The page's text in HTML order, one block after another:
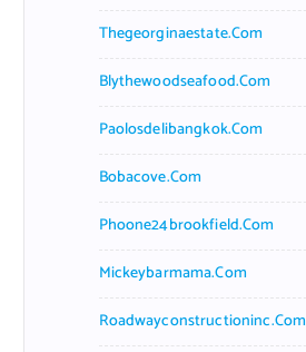
Thegeorginaestate.com
Blythewoodseafood.com
Paolosdelibangkok.com
Bobacove.com
Phoone24brookfield.com
Mickeybarmama.com
Roadwayconstructioninc.com